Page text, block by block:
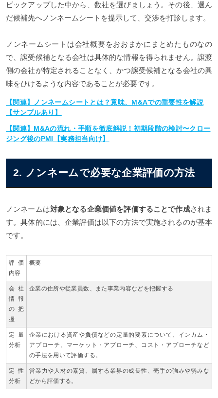
ピックアップした中から、数社を選びましょう。その後、選ん
だ候補先へノンネームシートを提示して、交渉を打診します。
ノンネームシートは会社概要をおおまかにまとめたものなの
で、譲受候補となる会社は具体的な情報を得られません。譲渡
側の会社が特定されることなく、かつ譲受候補となる会社の興
味をひけるような内容であることが必要です。
【関連】ノンネームシートとは？意味、M&Aでの重要性を解説
【サンプルあり】
【関連】M&Aの流れ・手順を徹底解説！初期段階の検討〜クロー
ジング後のPMI【実務担当向け】
2. ノンネームで必要な企業評価の方法
ノンネームは対象となる企業価値を評価することで作成されま
す。具体的には、企業評価は以下の方法で実施されるのが基本
です。
評価
内容
概要
会社
情報
の把
握
企業の住所や従業員数、また事業内容などを把握する
定量
分析
企業における資産や負債などの定量的要素について、インカム・
アプローチ、マーケット・アプローチ、コスト・アプローチなど
の手法を用いて評価する。
定性
分析
営業力や人材の素質、属する業界の成長性、売手の強みや弱みな
どから評価する。